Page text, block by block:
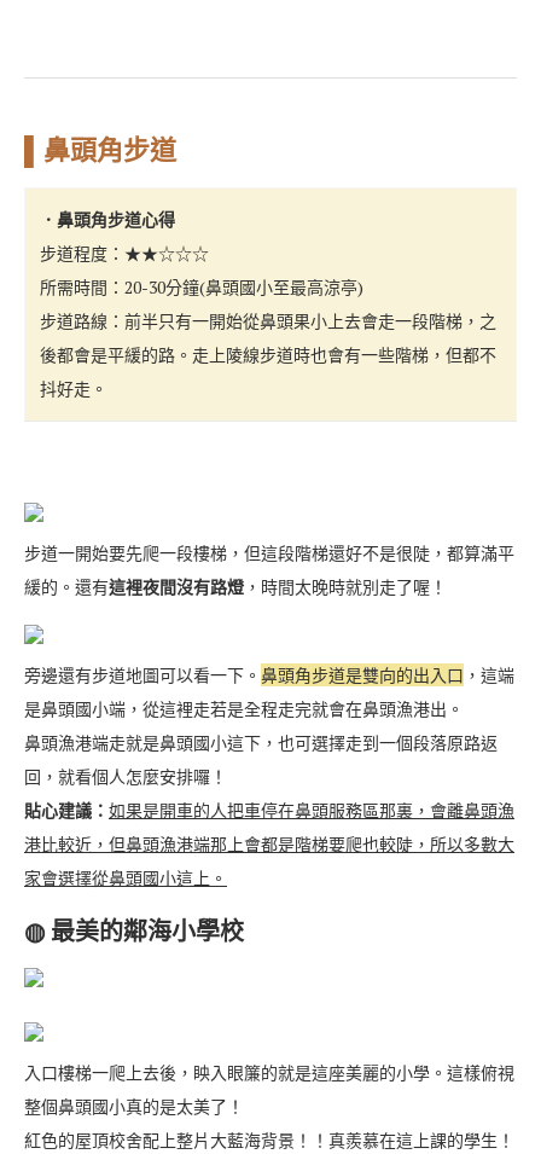
▌鼻頭角步道
．鼻頭角步道心得
步道程度：★★☆☆☆
所需時間：20-30分鐘(鼻頭國小至最高涼亭)
步道路線：前半只有一開始從鼻頭果小上去會走一段階梯，之
後都會是平緩的路。走上陵線步道時也會有一些階梯，但都不
抖好走。
步道一開始要先爬一段樓梯，但這段階梯還好不是很陡，都算滿平
緩的。還有這裡夜間沒有路燈 ，時間太晚時就別走了喔！
旁邊還有步道地圖可以看一下。 鼻頭角步道是雙向的出入口 ，這端
是鼻頭國小端，從這裡走若是全程走完就會在鼻頭漁港出。
鼻頭漁港端走就是鼻頭國小這下，也可選擇走到一個段落原路返
回，就看個人怎麼安排囉！
貼心建議： 如果是開車的人把車停在鼻頭服務區那裏，會離鼻頭漁
港比較近，但鼻頭漁港端那上會都是階梯要爬也較陡，所以多數大
家會選擇從鼻頭國小這上。
◍ 最美的鄰海小學校
入口樓梯一爬上去後，眏入眼簾的就是這座美麗的小學。這樣俯視
整個鼻頭國小真的是太美了！
紅色的屋頂校舍配上整片大藍海背景！！真羨慕在這上課的學生！